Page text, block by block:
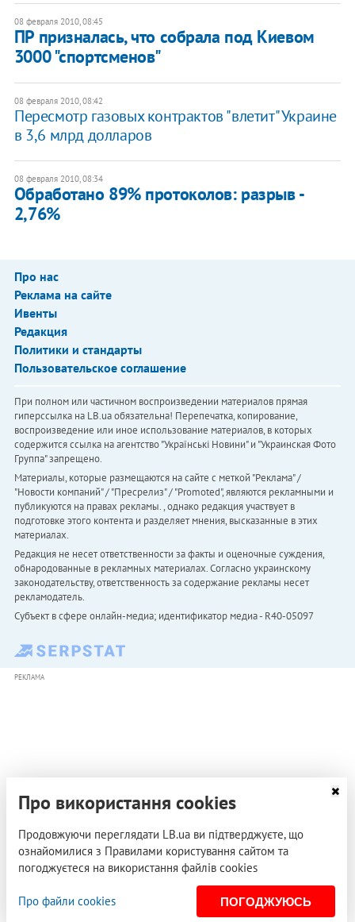
08 февраля 2010, 08:45
ПР призналась, что собрала под Киевом
3000 "спортсменов"
08 февраля 2010, 08:42
Пересмотр газовых контрактов "влетит" Украине
в 3,6 млрд долларов
08 февраля 2010, 08:34
Обработано 89% протоколов: разрыв -
2,76%
Про нас
Реклама на сайте
Ивенты
Редакция
Политики и стандарты
Пользовательское соглашение
При полном или частичном воспроизведении материалов прямая
гиперссылка на LB.ua обязательна! Перепечатка, копирование,
воспроизведение или иное использование материалов, в которых
содержится ссылка на агентство "Українськi Новини" и "Украинская Фото
Группа" запрещено.
Материалы, которые размещаются на сайте с меткой "Реклама" /
"Новости компаний" / "Пресрелиз" / "Promoted", являются рекламными и
публикуются на правах рекламы. , однако редакция участвует в
подготовке этого контента и разделяет мнения, высказанные в этих
материалах.
Редакция не несет ответственности за факты и оценочные суждения,
обнародованные в рекламных материалах. Согласно украинскому
законодательству, ответственность за содержание рекламы несет
рекламодатель.
Субъект в сфере онлайн-медиа; идентификатор медиа - R40-05097
РЕКЛАМА
Про використання cookies
Продовжуючи переглядати LB.ua ви підтверджуєте, що
ознайомилися з Правилами користування сайтом та
погоджуєтеся на використання файлів cookies
Про файли cookies ПОГОДЖУЮСЬ